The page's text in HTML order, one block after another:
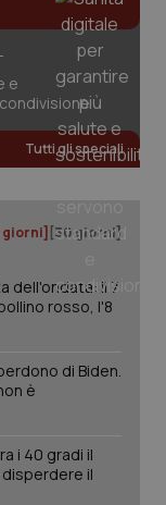
e
Tutti gli speciali
giorni] [30 giorni]
dell'ondata: il 7
rosso, l'8
di Biden.
è
i 40 gradi il
il